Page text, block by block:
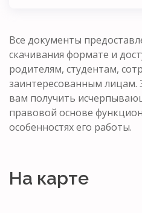
Все документы
скачивания формате и
родителям, студентам,
заинтересованным лицам.
вам получить
правовой основе
особенностях его работы.
На карте